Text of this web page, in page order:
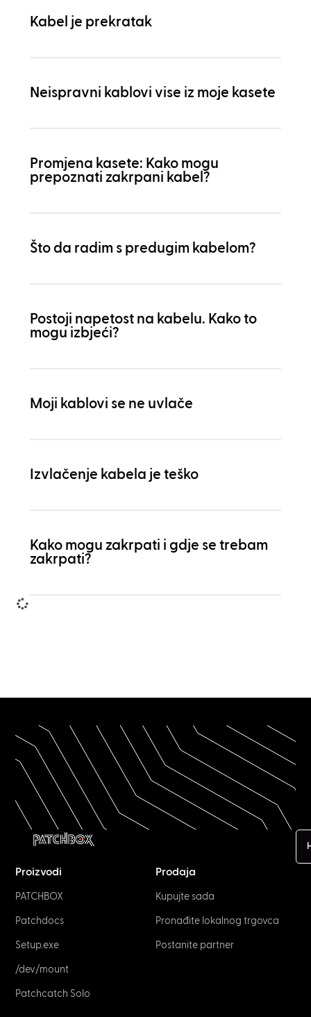
Kabel je prekratak
Neispravni kablovi vise iz moje kasete
Promjena kasete: Kako mogu
prepoznati zakrpani kabel?
Što da radim s predugim kabelom?
Postoji napetost na kabelu. Kako to
mogu izbjeći?
Moji kablovi se ne uvlače
Izvlačenje kabela je teško
Kako mogu zakrpati i gdje se trebam
zakrpati?
Proizvodi
PATCHBOX
Patchdocs
Setup.exe
/dev/mount
Patchcatch Solo
Prodaja
Kupujte sada
Pronađite lokalnog trgovca
Postanite partner